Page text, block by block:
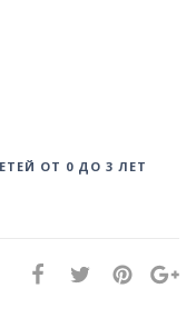
ОТ 0 ДО 3 ЛЕТ